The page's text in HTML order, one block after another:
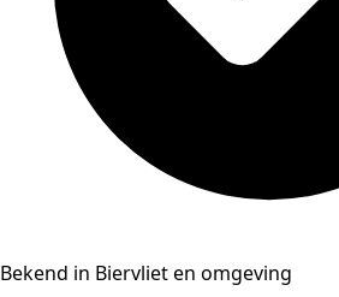
Bekend in Biervliet en omgeving